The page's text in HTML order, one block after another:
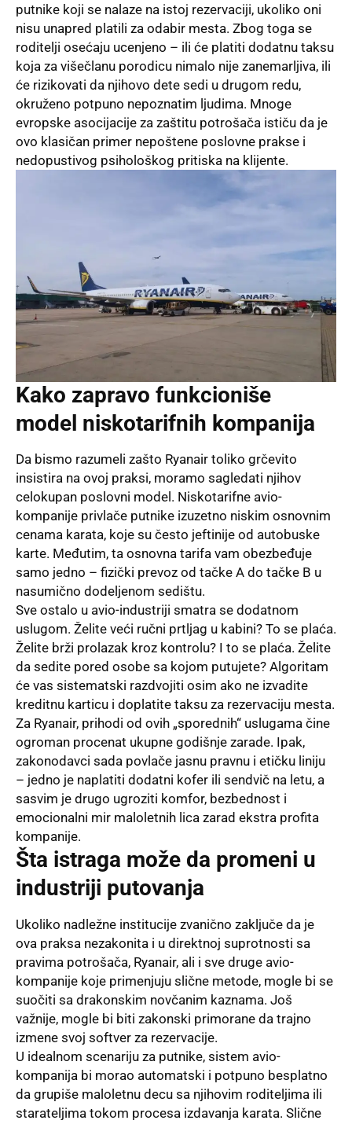
putnike koji se nalaze na istoj rezervaciji, ukoliko oni
nisu unapred platili za odabir mesta. Zbog toga se
roditelji osećaju ucenjeno – ili će platiti dodatnu taksu
koja za višečlanu porodicu nimalo nije zanemarljiva, ili
će rizikovati da njihovo dete sedi u drugom redu,
okruženo potpuno nepoznatim ljudima. Mnoge
evropske asocijacije za zaštitu potrošača ističu da je
ovo klasičan primer nepoštene poslovne prakse i
nedopustivog psihološkog pritiska na klijente.
Kako zapravo funkcioniše
model niskotarifnih kompanija
Da bismo razumeli zašto Ryanair toliko grčevito
insistira na ovoj praksi, moramo sagledati njihov
celokupan poslovni model. Niskotarifne avio-
kompanije privlače putnike izuzetno niskim osnovnim
cenama karata, koje su često jeftinije od autobuske
karte. Međutim, ta osnovna tarifa vam obezbeđuje
samo jedno – fizički prevoz od tačke A do tačke B u
nasumično dodeljenom sedištu.
Sve ostalo u avio-industriji smatra se dodatnom
uslugom. Želite veći ručni prtljag u kabini? To se plaća.
Želite brži prolazak kroz kontrolu? I to se plaća. Želite
da sedite pored osobe sa kojom putujete? Algoritam
će vas sistematski razdvojiti osim ako ne izvadite
kreditnu karticu i doplatite taksu za rezervaciju mesta.
Za Ryanair, prihodi od ovih „sporednih“ uslugama čine
ogroman procenat ukupne godišnje zarade. Ipak,
zakonodavci sada povlače jasnu pravnu i etičku liniju
– jedno je naplatiti dodatni kofer ili sendvič na letu, a
sasvim je drugo ugroziti komfor, bezbednost i
emocionalni mir maloletnih lica zarad ekstra profita
kompanije.
Šta istraga može da promeni u
industriji putovanja
Ukoliko nadležne institucije zvanično zaključe da je
ova praksa nezakonita i u direktnoj suprotnosti sa
pravima potrošača, Ryanair, ali i sve druge avio-
kompanije koje primenjuju slične metode, mogle bi se
suočiti sa drakonskim novčanim kaznama. Još
važnije, mogle bi biti zakonski primorane da trajno
izmene svoj softver za rezervacije.
U idealnom scenariju za putnike, sistem avio-
kompanija bi morao automatski i potpuno besplatno
da grupiše maloletnu decu sa njihovim roditeljima ili
starateljima tokom procesa izdavanja karata. Slične